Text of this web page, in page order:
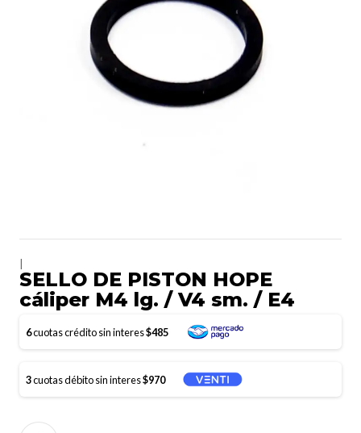
SELLO DE PISTON HOPE
cáliper M4 lg. / V4 sm. / E4
6cuotas crédito sin interes$485
3cuotas débito sin interes$970